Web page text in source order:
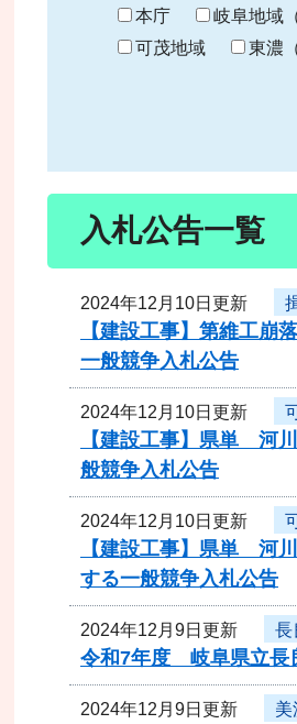
ま
り
本庁 岐阜地域
可茂地域
東濃
入札公告一覧
2024年12月10日更新
【建設工事】第維工
一般競争入札公告
2024年12月10日更新
【建設工事】県単 河
般競争入札公告
2024年12月10日更新
【建設工事】県単 河
する一般競争入札公告
2024年12月9日更新 長
令和7年度 岐阜県立長
2024年12月9日更新 美